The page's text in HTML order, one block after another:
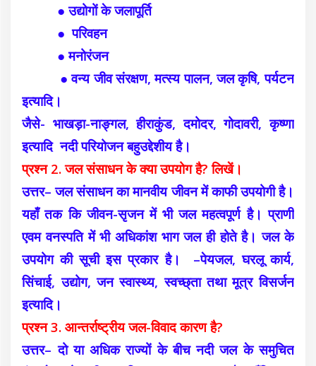
● उद्योगों के जलापूर्ति
● परिवहन
● मनोरंजन
● वन्य जीव संरक्षण, मत्स्य पालन, जल कृषि, पर्यटन
इत्यादि।
जैसे- भाखड़ा-नाङ्गल, हीराकुंड, दमोदर, गोदावरी, कृष्णा
इत्यादि नदी परियोजन बहुउद्देशीय है।
प्रश्न 2. जल संसाधन के क्या उपयोग है? लिखें।
उत्तर– जल संसाधन का मानवीय जीवन में काफी उपयोगी है।
यहाँ तक कि जीवन-सृजन में भी जल महत्वपूर्ण है। प्राणी
एवम वनस्पति में भी अधिकांश भाग जल ही होते है। जल के
उपयोग की सूची इस प्रकार है। –पेयजल, घरलू कार्य,
सिंचाई, उद्योग, जन स्वास्थ्य, स्वच्छ्ता तथा मूत्र विसर्जन
इत्यादि।
प्रश्न 3. आन्तर्राष्ट्रीय जल-विवाद कारण है?
उत्तर– दो या अधिक राज्यों के बीच नदी जल के समुचित